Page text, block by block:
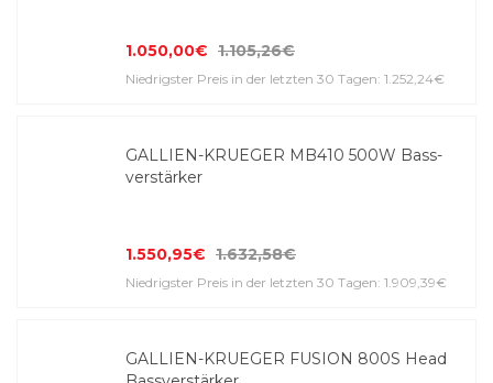
1.050,00€ 1.105,26€
Niedrigster Preis in der letzten 30 Tagen: 1.252,24€
GALLIEN-KRUEGER MB410 500W Bass­
ver­stärker
1.550,95€ 1.632,58€
Niedrigster Preis in der letzten 30 Tagen: 1.909,39€
GALLIEN-KRUEGER FUSION 800S Head